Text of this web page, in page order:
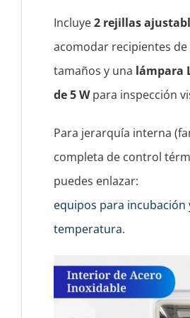
Incluye2 rejillas
acomodar recipientes
tamaños y una lámpara
de 5 Wpara inspección
Para jerarquía interna
completa de control
puedes enlazar:
equipos para
temperatura.